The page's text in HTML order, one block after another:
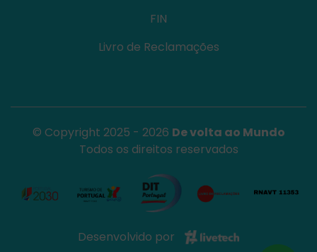
FIN
Livro de Reclamações
© Copyright 2025 - 2026 De volta ao Mundo
Todos os direitos reservados
Desenvolvido por